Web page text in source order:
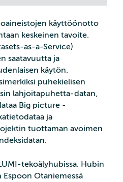
käyttöönotto
keskeinen tavoite.
as-a-Service)
saatavuutta ja
käytön.
puhekielisen
lahjoitapuhetta-datan,
Big picture -
ja
tuottaman avoimen
tekoälyhubissa. Hubin
Otaniemessä